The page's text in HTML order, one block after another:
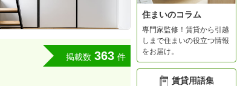
掲載数 363 件
住まいのコラム
専門家監修！賃貸から引越
しまで住まいの役立つ情報
をお届け。
賃貸用語集